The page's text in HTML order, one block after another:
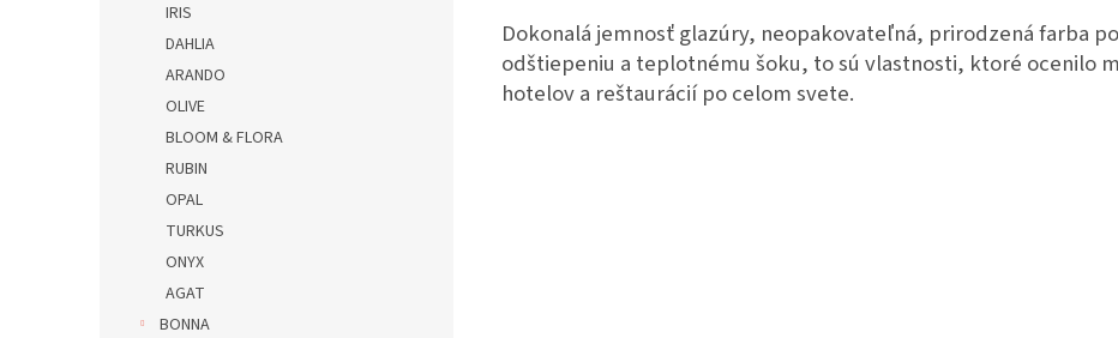
IRIS
DAHLIA
ARANDO
OLIVE
BLOOM & FLORA
RUBIN
OPAL
TURKUS
ONYX
AGAT
BONNA
Dokonalá jemnosť glazúry, neopakovateľná, prirodzená farba
odštiepeniu a teplotnému šoku, to sú vlastnosti, ktoré ocenilo
hotelov a reštaurácií po celom svete.